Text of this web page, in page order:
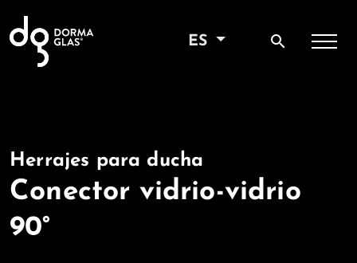
ES search
Herrajes para ducha
Conector vidrio-vidrio
90°